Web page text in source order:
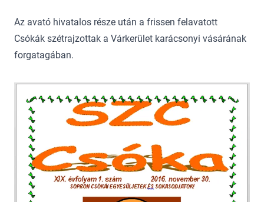
Az avató hivatalos része után a frissen felavatott
Csókák szétrajzottak a Várkerület karácsonyi vásárának
forgatagában.